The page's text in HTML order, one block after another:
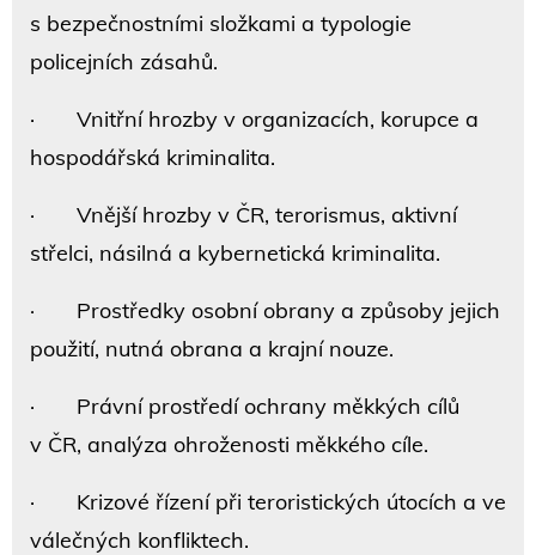
s bezpečnostními složkami a typologie
policejních zásahů.
· Vnitřní hrozby v organizacích, korupce a
hospodářská kriminalita.
· Vnější hrozby v ČR, terorismus, aktivní
střelci, násilná a kybernetická kriminalita.
· Prostředky osobní obrany a způsoby jejich
použití, nutná obrana a krajní nouze.
· Právní prostředí ochrany měkkých cílů
v ČR, analýza ohroženosti měkkého cíle.
· Krizové řízení při teroristických útocích a ve
válečných konfliktech.